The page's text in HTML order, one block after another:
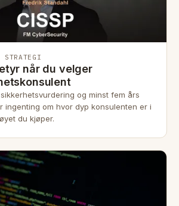
når du velger
og minst fem års
ingenting om hvor dyp konsulenten er i
du kjøper.